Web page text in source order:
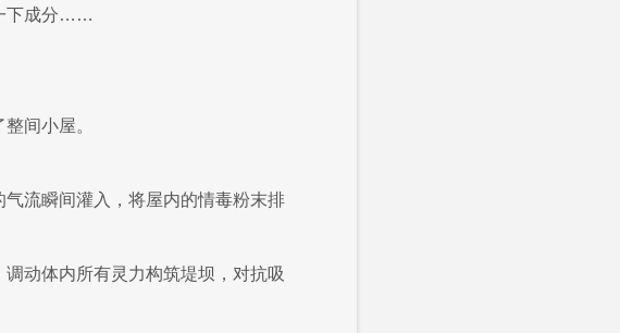
下成分……
间小屋。
流瞬间灌入，将屋内的情毒粉末排
动体内所有灵力构筑堤坝，对抗吸